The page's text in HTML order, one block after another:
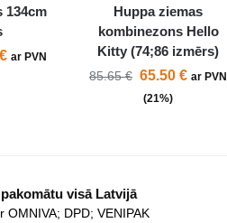
134cm
€ ar PVN
Huppa ziemas
kombinezons Hello
Kitty (74;86 izmērs)
85.65€ 65.50€ ar PVN
(21%)
visā Latvijā
OMNIVA; DPD; VENIPAK